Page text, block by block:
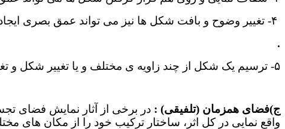
.
۵- ترسیم یک شکل از چند زاویه ی مختلف و یا تغییر شکل و تغییر جهت دادن آن می تواند عمق فضایی را به وجود آورد.
ج)فضای همزمان (تلفیقی) : در برخی از آثار نمایش فضای
واقع نمایی در کل اثر، ساختار ترکیب خود را از مکان